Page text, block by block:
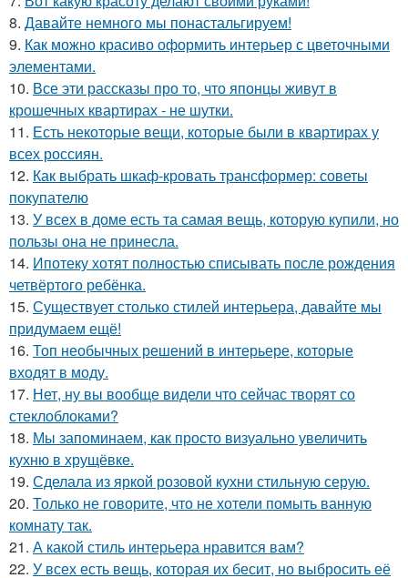
8. Давайте немного мы понастальгируем!
9. Как можно красиво оформить интерьер с цветочными
элементами.
10. Все эти рассказы про то, что японцы живут в
крошечных квартирах - не шутки.
11. Есть некоторые вещи, которые были в квартирах у
всех россиян.
12. Как выбрать шкаф-кровать трансформер: советы
покупателю
13. У всех в доме есть та самая вещь, которую купили, но
пользы она не принесла.
14. Ипотеку хотят полностью списывать после рождения
четвёртого ребёнка.
15. Существует столько стилей интерьера, давайте мы
придумаем ещё!
16. Топ необычных решений в интерьере, которые
входят в моду.
17. Нет, ну вы вообще видели что сейчас творят со
стеклоблоками?
18. Мы запоминаем, как просто визуально увеличить
кухню в хрущёвке.
19. Сделала из яркой розовой кухни стильную серую.
20. Только не говорите, что не хотели помыть ванную
комнату так.
21. А какой стиль интерьера нравится вам?
22. У всех есть вещь, которая их бесит, но выбросить её